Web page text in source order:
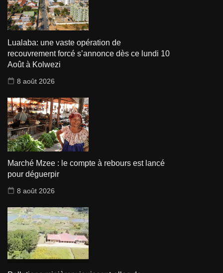
Lualaba: une vaste opération de
recouvrement forcé s’annonce dès ce lundi 10
Août à Kolwezi
8 août 2026
Marché Mzee : le compte à rebours est lancé
pour déguerpir
8 août 2026